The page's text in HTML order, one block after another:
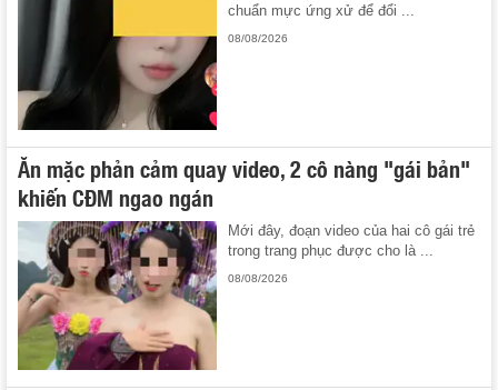
chuẩn mực ứng xử để đổi ...
08/08/2026
Ăn mặc phản cảm quay video, 2 cô nàng "gái bản"
khiến CĐM ngao ngán
Mới đây, đoạn video của hai cô gái trẻ
trong trang phục được cho là ...
08/08/2026